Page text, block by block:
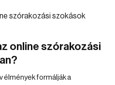
online szórakozási
élmények formálják a